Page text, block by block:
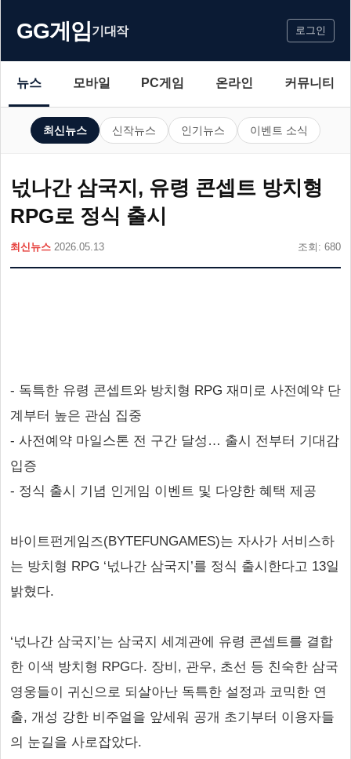
GG게임기대작 로그인
뉴스 모바일 PC게임 온라인 커뮤니티
최신뉴스 신작뉴스 인기뉴스 이벤트 소식
넋나간 삼국지, 유령 콘셉트 방치형
RPG로 정식 출시
최신뉴스 2026.05.13 조회: 680
- 독특한 유령 콘셉트와 방치형 RPG 재미로 사전예약 단
계부터 높은 관심 집중
- 사전예약 마일스톤 전 구간 달성… 출시 전부터 기대감
입증
- 정식 출시 기념 인게임 이벤트 및 다양한 혜택 제공
바이트펀게임즈(BYTEFUNGAMES)는 자사가 서비스하
는 방치형 RPG ‘넋나간 삼국지’를 정식 출시한다고 13일
밝혔다.
‘넋나간 삼국지’는 삼국지 세계관에 유령 콘셉트를 결합
한 이색 방치형 RPG다. 장비, 관우, 초선 등 친숙한 삼국
영웅들이 귀신으로 되살아난 독특한 설정과 코믹한 연
출, 개성 강한 비주얼을 앞세워 공개 초기부터 이용자들
의 눈길을 사로잡았다.